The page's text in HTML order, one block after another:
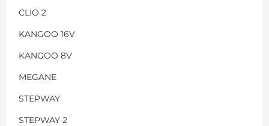
CLIO 2
KANGOO 16V
KANGOO 8V
MEGANE
STEPWAY
STEPWAY 2